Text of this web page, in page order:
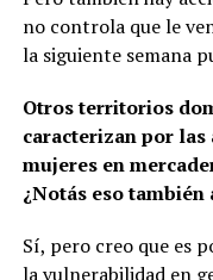
no controla que le
la siguiente semana
Otros territorios
caracterizan por
mujeres en
¿Notás eso también
Sí, pero creo que es
la vulnerabilidad en